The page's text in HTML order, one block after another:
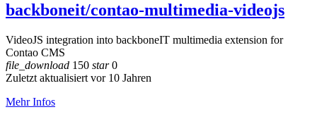
backboneit/contao-multimedia-videojs
VideoJS integration into backboneIT multimedia extension for
Contao CMS
file_download 150 star0
Zuletzt aktualisiert vor 10 Jahren
Mehr Infos